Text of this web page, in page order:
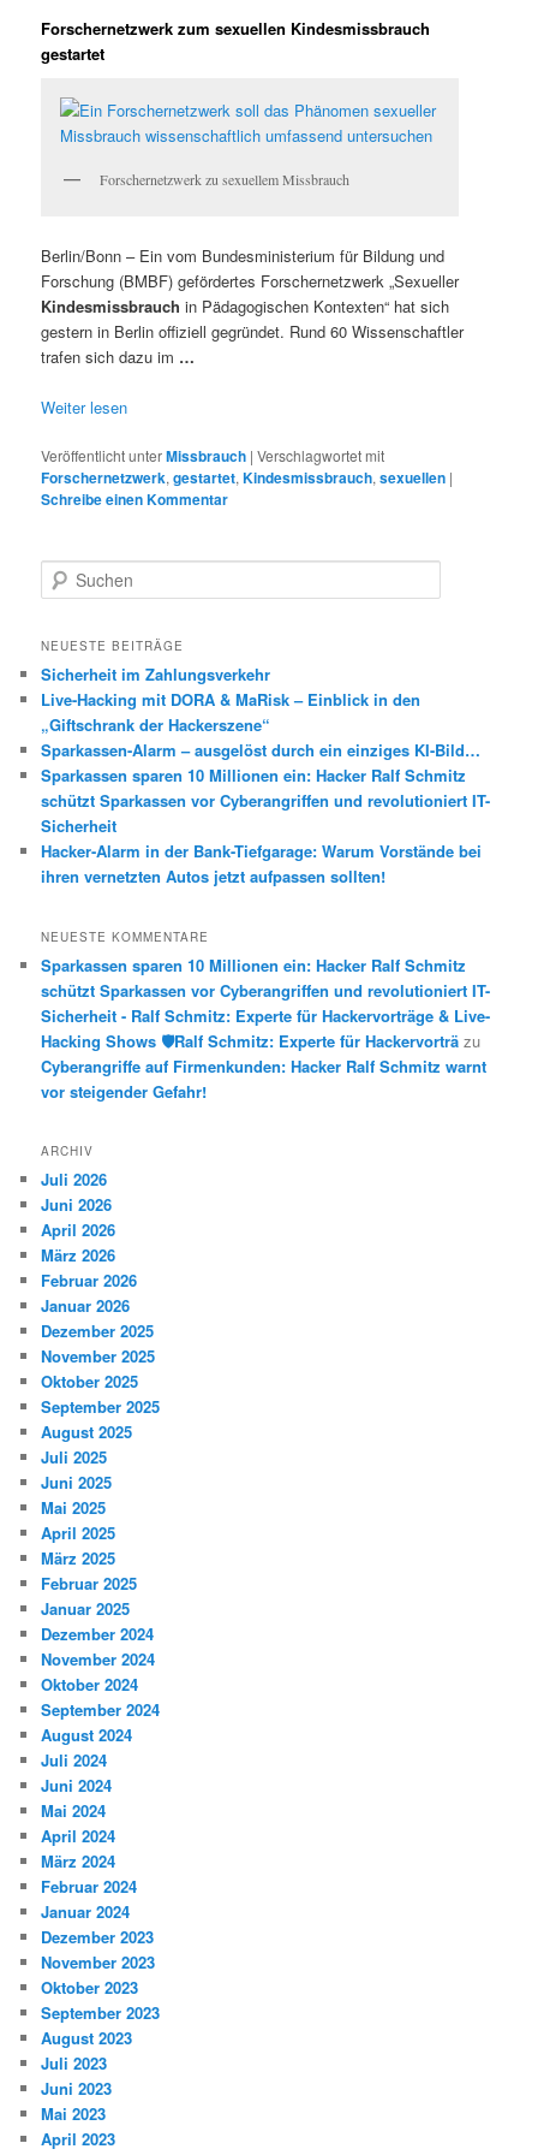
Forschernetzwerk zum sexuellen Kindesmissbrauch
gestartet
Forschernetzwerk zu sexuellem Missbrauch
Berlin/Bonn – Ein vom Bundesministerium für Bildung und
Forschung (BMBF) gefördertes Forschernetzwerk „Sexueller
Kindesmissbrauch in Pädagogischen Kontexten“ hat sich
gestern in Berlin offiziell gegründet. Rund 60 Wissenschaftler
trafen sich dazu im …
Weiter lesen
Veröffentlicht unterMissbrauch |Verschlagwortet mit
Forschernetzwerk,gestartet,Kindesmissbrauch,sexuellen |
Schreibe einen Kommentar
u
h
n
NEUESTE BEITRÄGE
Sicherheit im Zahlungsverkehr
Live-Hacking mit DORA & MaRisk – Einblick in den
„Giftschrank der Hackerszene“
Sparkassen-Alarm – ausgelöst durch ein einziges KI-Bild…
Sparkassen sparen 10 Millionen ein: Hacker Ralf Schmitz
schützt Sparkassen vor Cyberangriffen und revolutioniert IT-
Sicherheit
Hacker-Alarm in der Bank-Tiefgarage: Warum Vorstände bei
ihren vernetzten Autos jetzt aufpassen sollten!
NEUESTE KOMMENTARE
Sparkassen sparen 10 Millionen ein: Hacker Ralf Schmitz
schützt Sparkassen vor Cyberangriffen und revolutioniert IT-
Sicherheit - Ralf Schmitz: Experte für Hackervorträge & Live-
Hacking Shows 🛡️Ralf Schmitz: Experte für Hackervorträ zu
Cyberangriffe auf Firmenkunden: Hacker Ralf Schmitz warnt
vor steigender Gefahr!
ARCHIV
Juli 2026
Juni 2026
April 2026
März 2026
Februar 2026
Januar 2026
Dezember 2025
November 2025
Oktober 2025
September 2025
August 2025
Juli 2025
Juni 2025
Mai 2025
April 2025
März 2025
Februar 2025
Januar 2025
Dezember 2024
November 2024
Oktober 2024
September 2024
August 2024
Juli 2024
Juni 2024
Mai 2024
April 2024
März 2024
Februar 2024
Januar 2024
Dezember 2023
November 2023
Oktober 2023
September 2023
August 2023
Juli 2023
Juni 2023
Mai 2023
April 2023